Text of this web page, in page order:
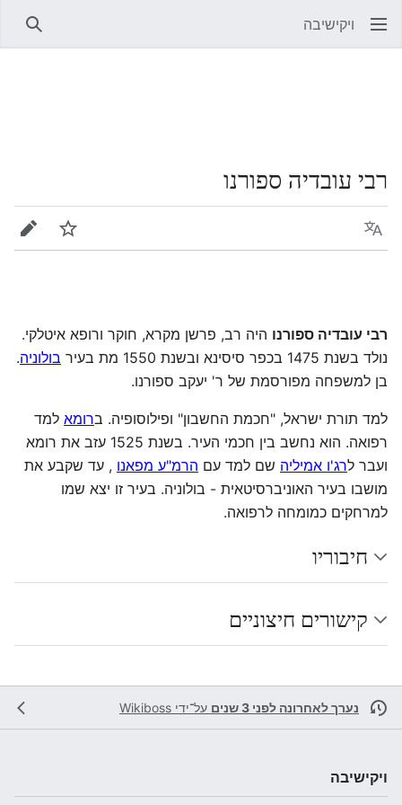
ויקישיבה
רבי עובדיה ספורנו
שפה מעקב
רבי עובדיה ספורנו היה רב, פרשן מקרא, חוקר ורופא איטלקי.
נולד בשנת 1475 בכפר סיסינא ובשנת 1550 מת בעיר
בולוניה.
בן למשפחה מפורסמת של ר' יעקב ספורנו.
למד תורת ישראל, "חכמת החשבון" ופילוסופיה. ברומא למד
רפואה. הוא נחשב בין חכמי העיר. בשנת 1525 עזב את רומא
ועבר לרג'ו אמיליה שם למד עם הרמ"ע מפאנו , עד שקבע את
מושבו בעיר האוניברסיטאית - בולוניה. בעיר זו יצא שמו
למרחקים כמומחה לרפואה.
חיבוריו
קישורים חיצוניים
נערך לאחרונה לפני 3 שנים על־ידי Wikiboss
ויקישיבה